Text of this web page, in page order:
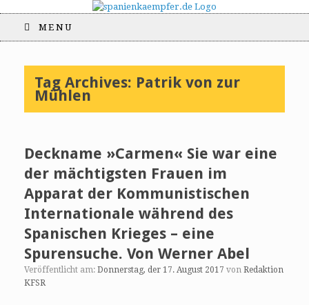
MENU
Tag Archives: Patrik von zur
Mühlen
Deckname »Carmen« Sie war eine
der mächtigsten Frauen im
Apparat der Kommunistischen
Internationale während des
Spanischen Krieges – eine
Spurensuche. Von Werner Abel
Veröffentlicht am: Donnerstag, der 17. August 2017 von Redaktion
KFSR